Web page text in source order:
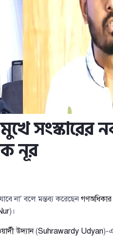
সংস্কারের
নূর
না’ বলে মন্তব্য করেছেন
)।
উদ্যান(Suhrawardy Udyan)-